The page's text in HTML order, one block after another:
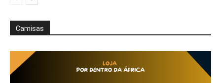
Camisas